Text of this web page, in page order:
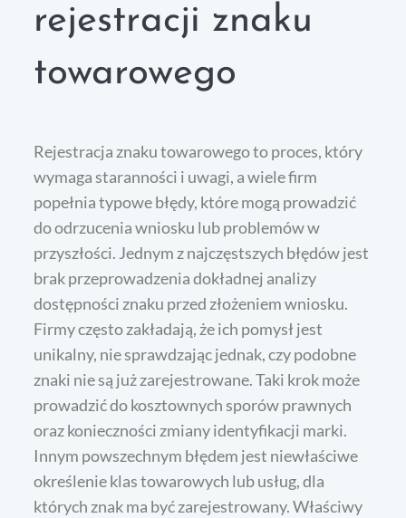
rejestracji znaku
towarowego
Rejestracja znaku towarowego to proces, który
wymaga staranności i uwagi, a wiele firm
popełnia typowe błędy, które mogą prowadzić
do odrzucenia wniosku lub problemów w
przyszłości. Jednym z najczęstszych błędów jest
brak przeprowadzenia dokładnej analizy
dostępności znaku przed złożeniem wniosku.
Firmy często zakładają, że ich pomysł jest
unikalny, nie sprawdzając jednak, czy podobne
znaki nie są już zarejestrowane. Taki krok może
prowadzić do kosztownych sporów prawnych
oraz konieczności zmiany identyfikacji marki.
Innym powszechnym błędem jest niewłaściwe
określenie klas towarowych lub usług, dla
których znak ma być zarejestrowany. Właściwy